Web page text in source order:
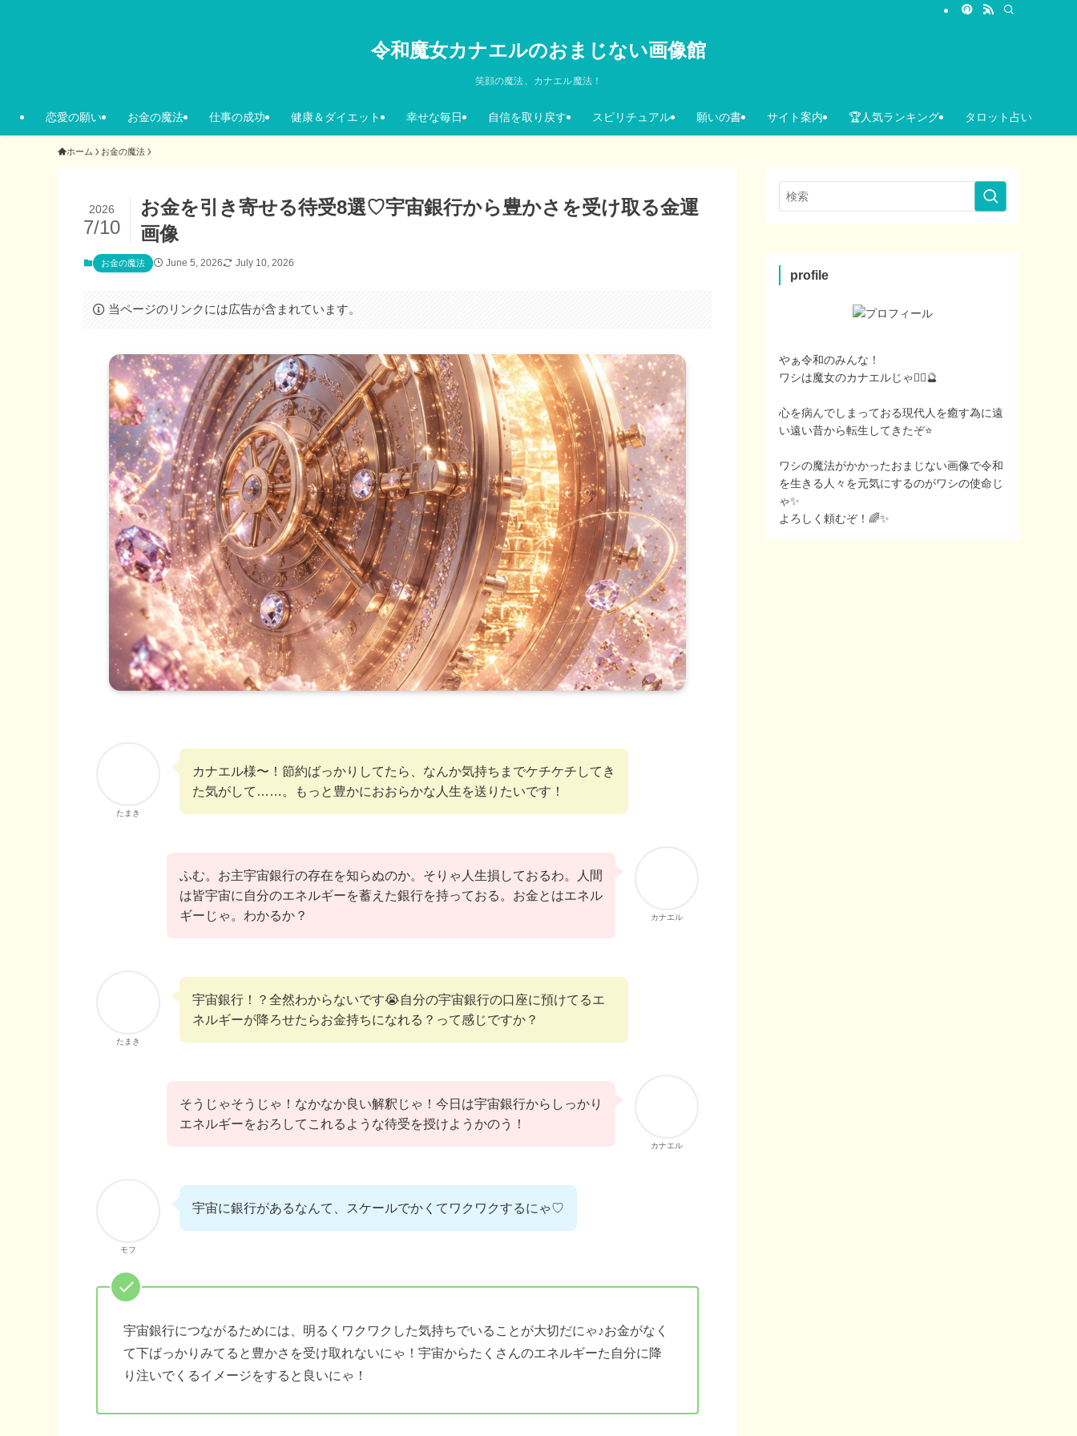
令和魔女カナエルのおまじない画像館
笑顔の魔法、カナエル魔法！
恋愛の願い お金の魔法 仕事の成功 健康＆ダイエット 幸せな毎日 自信を取り戻す スピリチュアル 願いの書 サイト案内 🏆人気ランキング タロット占い
ホーム お金の魔法
お金を引き寄せる待受8選♡宇宙銀行から豊かさを受け取る金運
画像
2026
7/10
お金の魔法 June 5, 2026 July 10, 2026
当ページのリンクには広告が含まれています。
たまき
カナエル様〜！節約ばっかりしてたら、なんか気持ちまでケチケチしてき
た気がして……。もっと豊かにおおらかな人生を送りたいです！
カナエル
ふむ。お主宇宙銀行の存在を知らぬのか。そりゃ人生損しておるわ。人間
は皆宇宙に自分のエネルギーを蓄えた銀行を持っておる。お金とはエネル
ギーじゃ。わかるか？
たまき
宇宙銀行！？全然わからないです😭自分の宇宙銀行の口座に預けてるエ
ネルギーが降ろせたらお金持ちになれる？って感じですか？
カナエル
そうじゃそうじゃ！なかなか良い解釈じゃ！今日は宇宙銀行からしっかり
エネルギーをおろしてこれるような待受を授けようかのう！
モフ
宇宙に銀行があるなんて、スケールでかくてワクワクするにゃ♡
宇宙銀行につながるためには、明るくワクワクした気持ちでいることが大切だにゃ♪お金がなく
て下ばっかりみてると豊かさを受け取れないにゃ！宇宙からたくさんのエネルギーた自分に降
り注いでくるイメージをすると良いにゃ！
profile
やぁ令和のみんな！
ワシは魔女のカナエルじゃ🧙‍♀️🔮
心を病んでしまっておる現代人を癒す為に遠
い遠い昔から転生してきたぞ⭐️
ワシの魔法がかかったおまじない画像で令和
を生きる人々を元気にするのがワシの使命じ
ゃ✨
よろしく頼むぞ！🌈✨